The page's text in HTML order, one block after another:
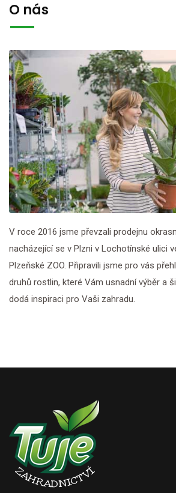
O nás
V roce 2016 jsme převzali prodejnu
nacházející se v Plzni v Lochotínské ulici
Plzeňské ZOO. Připravili jsme pro vás
druhů rostlin, které Vám usnadní výběr a
dodá inspiraci pro Vaši zahradu.